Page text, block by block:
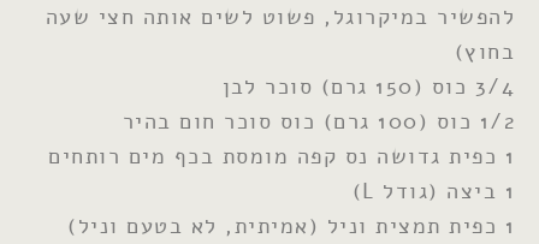
להפשיר במיקרוגל, פשוט לשים אותה חצי שעה
בחוץ)
3/4 כוס (150 גרם) סוכר לבן
1/2 כוס (100 גרם) כוס סוכר חום בהיר